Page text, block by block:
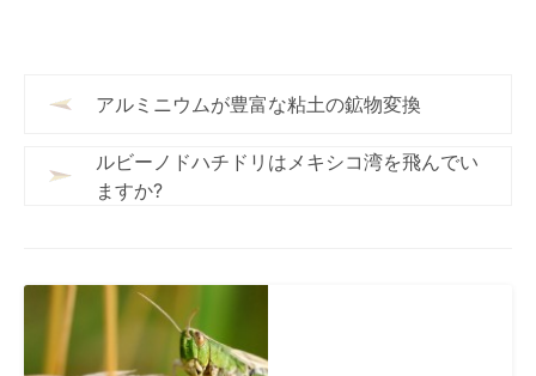
アルミニウムが豊富な粘土の鉱物変換
ルビーノドハチドリはメキシコ湾を飛んでい
ますか?